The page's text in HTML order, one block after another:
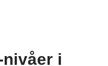
nivåer i